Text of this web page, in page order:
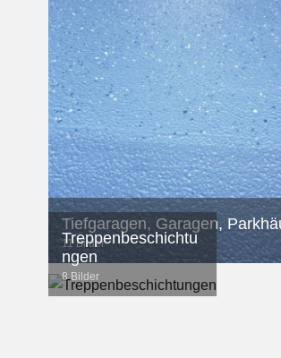
Tiefgaragen, Garagen,
11 Bilder
Treppenbeschichtu
ngen
8 Bilder